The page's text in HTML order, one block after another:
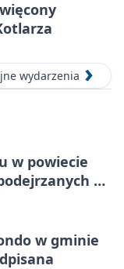
wydarzenia
w powiecie
w
w gminie